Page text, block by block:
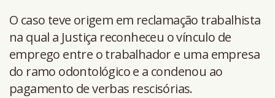
O caso teve origem em reclamação trabalhista
na qual a Justiça reconheceu o vínculo de
emprego entre o trabalhador e uma empresa
do ramo odontológico e a condenou ao
pagamento de verbas rescisórias.